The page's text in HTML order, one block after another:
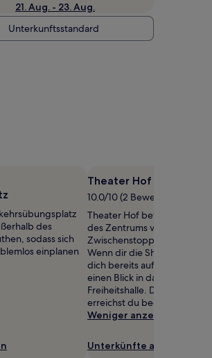
21. Aug. - 23. Aug.
Unterkunftsstandard
des
sodass sich
einplanen
Theater Hof
10.0/10 (2 Bewertungen)
Theater Hof befindet sich
des Zentrums von Hof,
Zwischenstopp problemlos
Wenn dir die Show gefallen
dich bereits auf eine
einen Blick in das Programm
Freiheitshalle. Den
erreichst du bequem zu Fuß.
Weniger anzeigen
Unterkünfte anzeigen